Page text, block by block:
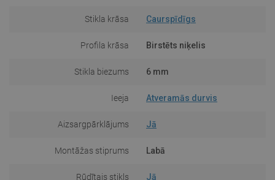
Stikla krāsa Caurspīdīgs
Profila krāsa Birstēts niķelis
Stikla biezums 6 mm
Ieeja Atveramās durvis
Aizsargpārklājums Jā
Montāžas stiprums Labā
Rūdītais stikls Jā